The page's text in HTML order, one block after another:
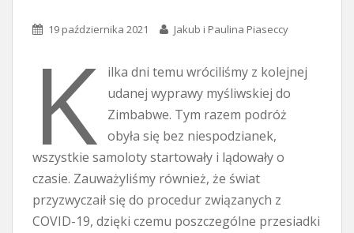
19 października 2021 Jakub i Paulina Piaseccy
K
ilka dni temu wróciliśmy z kolejnej
udanej wyprawy myśliwskiej do
Zimbabwe. Tym razem podróż
obyła się bez niespodzianek,
wszystkie samoloty startowały i lądowały o
czasie. Zauważyliśmy również, że świat
przyzwyczaił się do procedur związanych z
COVID-19, dzięki czemu poszczególne przesiadki